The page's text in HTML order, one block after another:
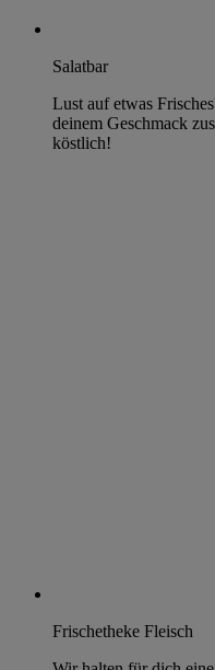
Salatbar
Lust auf etwas
deinem Geschmack
köstlich!
Frischetheke Fleisch